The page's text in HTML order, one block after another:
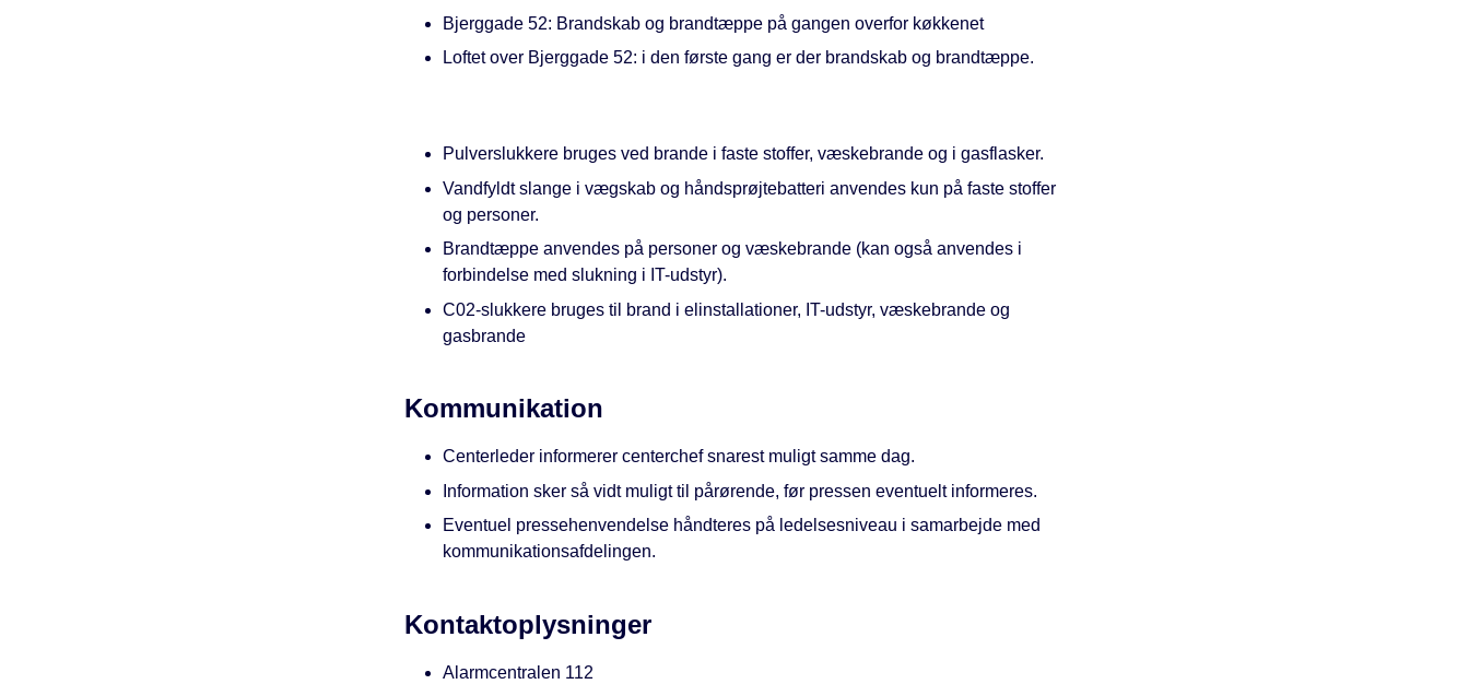
Bjerggade 52: Brandskab og brandtæppe på gangen overfor køkkenet
Loftet over Bjerggade 52: i den første gang er der brandskab og brandtæppe.
Pulverslukkere bruges ved brande i faste stoffer, væskebrande og i gasflasker.
Vandfyldt slange i vægskab og håndsprøjtebatteri anvendes kun på faste stoffer
og personer.
Brandtæppe anvendes på personer og væskebrande (kan også anvendes i
forbindelse med slukning i IT-udstyr).
C02-slukkere bruges til brand i elinstallationer, IT-udstyr, væskebrande og
gasbrande
Kommunikation
Centerleder informerer centerchef snarest muligt samme dag.
Information sker så vidt muligt til pårørende, før pressen eventuelt informeres.
Eventuel pressehenvendelse håndteres på ledelsesniveau i samarbejde med
kommunikationsafdelingen.
Kontaktoplysninger
Alarmcentralen 112